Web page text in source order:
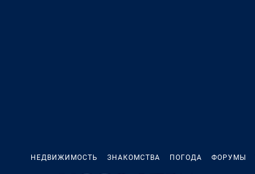
НЕДВИЖИМОСТЬ ЗНАКОМСТВА ПОГОДА ФОРУМЫ